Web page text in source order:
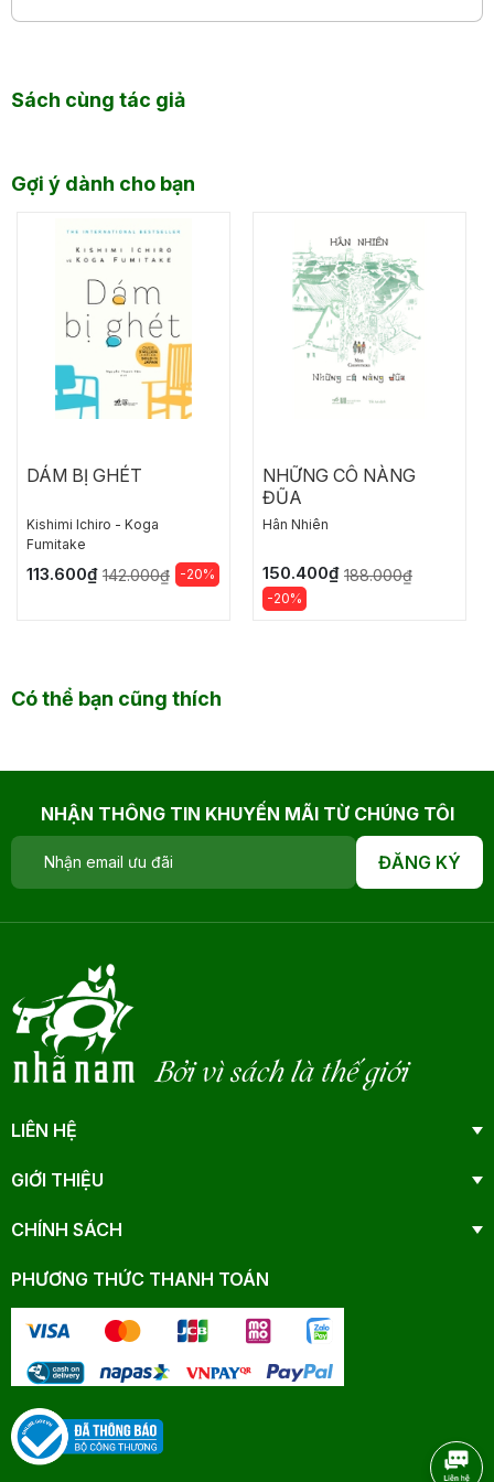
Sách cùng tác giả
Gợi ý dành cho bạn
DÁM BỊ GHÉT
Kishimi lchiro - Koga
Fumitake
113.600₫ 142.000₫ -20%
NHỮNG CÔ NÀNG
ĐŨA
Hân Nhiên
150.400₫ 188.000₫
-20%
Có thể bạn cũng thích
NHẬN THÔNG TIN KHUYẾN MÃI TỪ CHÚNG TÔI
ĐĂNG KÝ
Bởi vì sách là thế giới
LIÊN HỆ
GIỚI THIỆU
CHÍNH SÁCH
PHƯƠNG THỨC THANH TOÁN